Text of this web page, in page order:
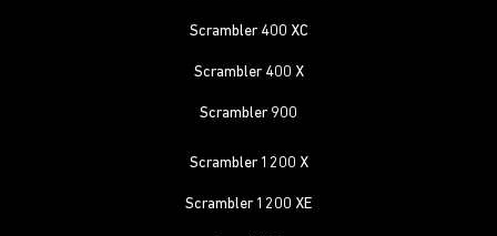
Scrambler 400 XC
Scrambler 400 X
Scrambler 900
Scrambler 1200 X
Scrambler 1200 XE